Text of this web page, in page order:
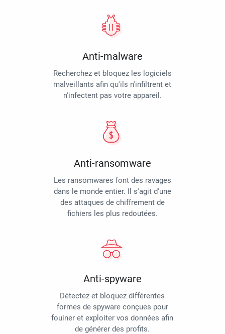
Anti-malware
Recherchez et bloquez les logiciels
malveillants afin qu'ils n'infiltrent et
n'infectent pas votre appareil.
Anti-ransomware
Les ransomwares font des ravages
dans le monde entier. Il s'agit d'une
des attaques de chiffrement de
fichiers les plus redoutées.
Anti-spyware
Détectez et bloquez différentes
formes de spyware conçues pour
fouiner et exploiter vos données afin
de générer des profits.